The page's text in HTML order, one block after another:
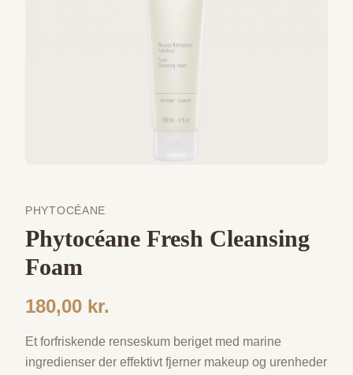
PHYTOCÉANE
Phytocéane Fresh Cleansing
Foam
180,00 kr.
Et forfriskende renseskum beriget med marine
ingredienser der effektivt fjerner makeup og urenheder